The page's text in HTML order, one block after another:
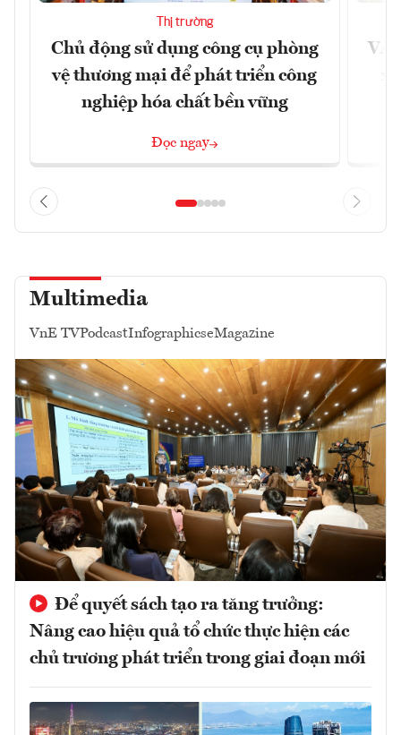
Thị trường
Chủ động sử dụng công cụ phòng
vệ thương mại để phát triển công
nghiệp hóa chất bền vững
Đọc ngay
Multimedia
VnE TVPodcastInfographicseMagazine
Để quyết sách tạo ra tăng trưởng:
Nâng cao hiệu quả tổ chức thực hiện các
chủ trương phát triển trong giai đoạn mới